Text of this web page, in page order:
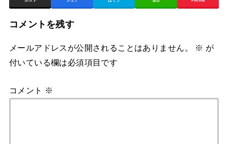
コメントを残す
メールアドレスが公開されることはありません。 ※ が
付いている欄は必須項目です
コメント ※